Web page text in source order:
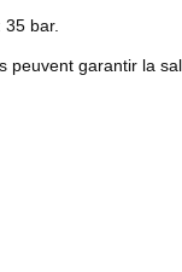
bar.
peuvent garantir la